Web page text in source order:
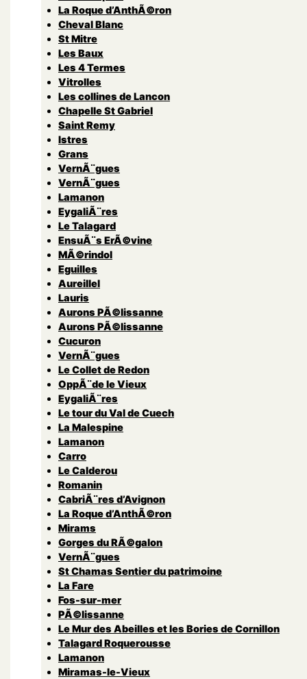
La Roque d’AnthÃ©ron
Cheval Blanc
St Mitre
Les Baux
Les 4 Termes
Vitrolles
Les collines de Lancon
Chapelle St Gabriel
Saint Remy
Istres
Grans
VernÃ¨gues
VernÃ¨gues
Lamanon
EygaliÃ¨res
Le Talagard
EnsuÃ¨s ErÃ©vine
MÃ©rindol
Eguilles
Aureillel
Lauris
Aurons PÃ©lissanne
Aurons PÃ©lissanne
Cucuron
VernÃ¨gues
Le Collet de Redon
OppÃ¨de le Vieux
EygaliÃ¨res
Le tour du Val de Cuech
La Malespine
Lamanon
Carro
Le Calderou
Romanin
CabriÃ¨res d’Avignon
La Roque d’AnthÃ©ron
Mirams
Gorges du RÃ©galon
VernÃ¨gues
St Chamas Sentier du patrimoine
La Fare
Fos-sur-mer
PÃ©lissanne
Le Mur des Abeilles et les Bories de Cornillon
Talagard Roquerousse
Lamanon
Miramas-le-Vieux